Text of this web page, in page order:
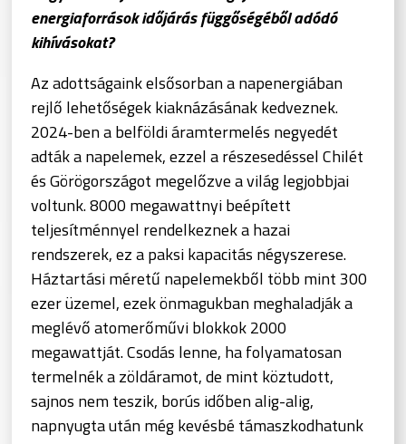
energiaforrások időjárás függőségéből adódó
kihívásokat?
Az adottságaink elsősorban a napenergiában
rejlő lehetőségek kiaknázásának kedveznek.
2024-ben a belföldi áramtermelés negyedét
adták a napelemek, ezzel a részesedéssel Chilét
és Görögországot megelőzve a világ legjobbjai
voltunk. 8000 megawattnyi beépített
teljesítménnyel rendelkeznek a hazai
rendszerek, ez a paksi kapacitás négyszerese.
Háztartási méretű napelemekből több mint 300
ezer üzemel, ezek önmagukban meghaladják a
meglévő atomerőművi blokkok 2000
megawattját. Csodás lenne, ha folyamatosan
termelnék a zöldáramot, de mint köztudott,
sajnos nem teszik, borús időben alig-alig,
napnyugta után még kevésbé támaszkodhatunk